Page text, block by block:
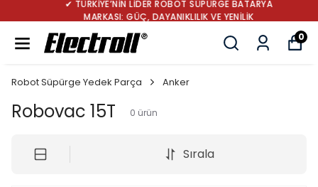
✔ TÜRKİYE’NİN LİDER ROBOT SÜPÜRGE BATARYA
MARKASI: GÜÇ, DAYANIKLILIK VE YENİLİK
0
Robot Süpürge Yedek Parça Anker
Robovac 15T 0 ürün
Sırala